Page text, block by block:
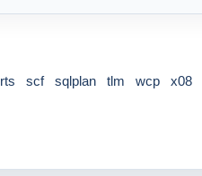
rts scf sqlplan tlm wcp
x08